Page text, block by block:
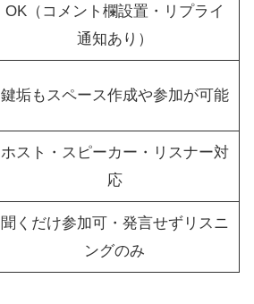
OK（コメント欄設置・リプライ
通知あり）
鍵垢もスペース作成や参加が可能
ホスト・スピーカー・リスナー対
応
聞くだけ参加可・発言せずリスニ
ングのみ